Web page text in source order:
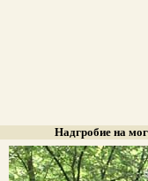
Надгробие на